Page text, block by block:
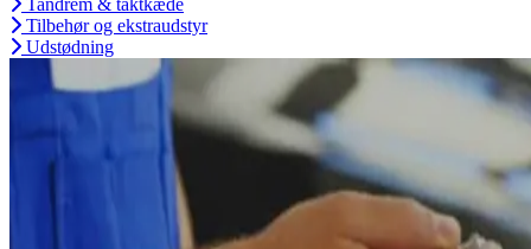
Tandrem & taktkæde
Tilbehør og ekstraudstyr
Udstødning